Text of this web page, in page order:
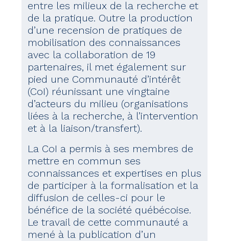
entre les milieux de la recherche et
de la pratique. Outre la production
d’une recension de pratiques de
mobilisation des connaissances
avec la collaboration de 19
partenaires, il met également sur
pied une Communauté d’intérêt
(CoI) réunissant une vingtaine
d’acteurs du milieu (organisations
liées à la recherche, à l’intervention
et à la liaison/transfert).
La CoI a permis à ses membres de
mettre en commun ses
connaissances et expertises en plus
de participer à la formalisation et la
diffusion de celles-ci pour le
bénéfice de la société québécoise.
Le travail de cette communauté a
mené à la publication d’un